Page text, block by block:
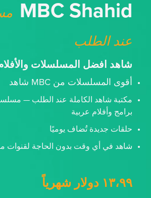
MBC Shahid
عند الطلب
شاهد افضل المسلسلات والأفلام
أقوى المسلسلات من MBC شاهد
مكتبة شاهد الكاملة عند الطلب —
برامج وأفلام عربية
حلقات جديدة تُضاف يوميًا
شاهد في أي وقت بدون الحاجة لقنوات
١٣،٩٩ دولار شهرياً